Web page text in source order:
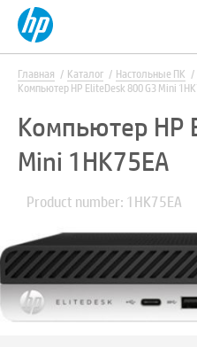
Главная Каталог Настольные ПК
Компьютер HP EliteDesk 800 G3 Mini
Компьютер HP
Mini 1HK75EA
Product number: 1HK75EA